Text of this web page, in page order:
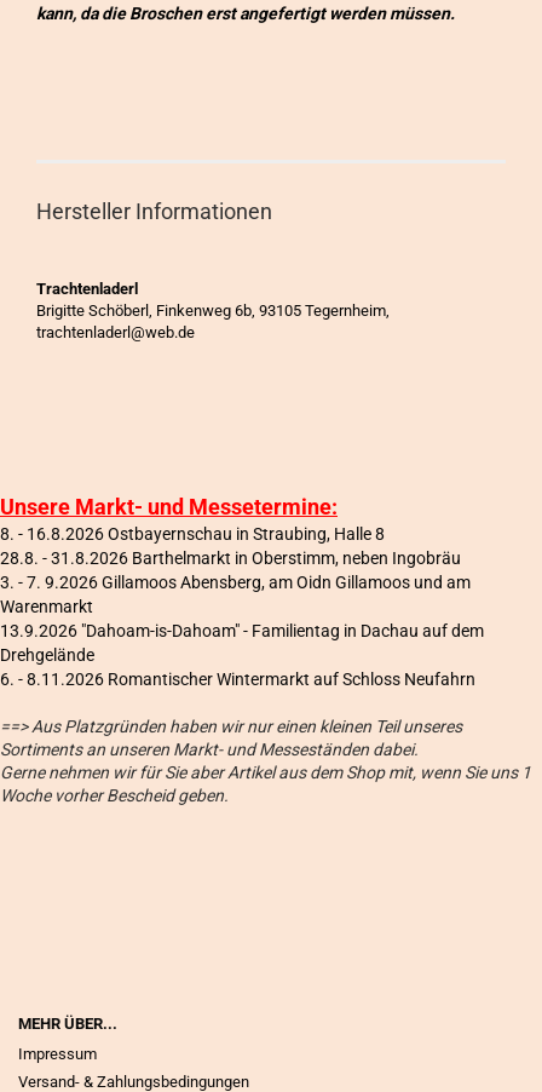
kann, da die Broschen erst angefertigt werden müssen.
Hersteller Informationen
Trachtenladerl
Brigitte Schöberl, Finkenweg 6b, 93105 Tegernheim,
trachtenladerl@web.de
Unsere Markt- und Messetermine:
8. - 16.8.2026 Ostbayernschau in Straubing, Halle 8
28.8. - 31.8.2026 Barthelmarkt in Oberstimm, neben Ingobräu
3. - 7. 9.2026 Gillamoos Abensberg, am Oidn Gillamoos und am
Warenmarkt
13.9.2026 "Dahoam-is-Dahoam" - Familientag in Dachau auf dem
Drehgelände
6. - 8.11.2026 Romantischer Wintermarkt auf Schloss Neufahrn
==> Aus Platzgründen haben wir nur einen kleinen Teil unseres
Sortiments an unseren Markt- und Messeständen dabei.
Gerne nehmen wir für Sie aber Artikel aus dem Shop mit, wenn Sie uns 1
Woche vorher Bescheid geben.
MEHR ÜBER...
Impressum
Versand- & Zahlungsbedingungen